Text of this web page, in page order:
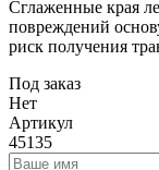
Сглаженные края
повреждений
риск получения
Под заказ
Нет
Артикул
45135